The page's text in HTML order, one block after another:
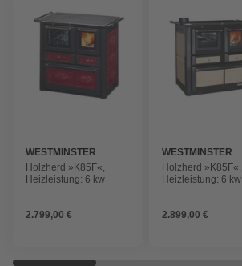
WESTMINSTER
Holzherd »K85F«,
Heizleistung: 6 kw
2.799,00 €
WESTMINSTER
Holzherd »K85F«,
Heizleistung: 6 kw
2.899,00 €